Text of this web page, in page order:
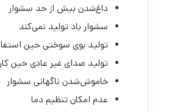
داغ‌شدن بیش از حد سشوار
سشوار باد تولید نمی‌کند
تولید بوی سوختی حین
تولید صدای غیر عادی حین کار
خاموش‌شدن ناگهانی سشوار
عدم امکان تنظیم دما